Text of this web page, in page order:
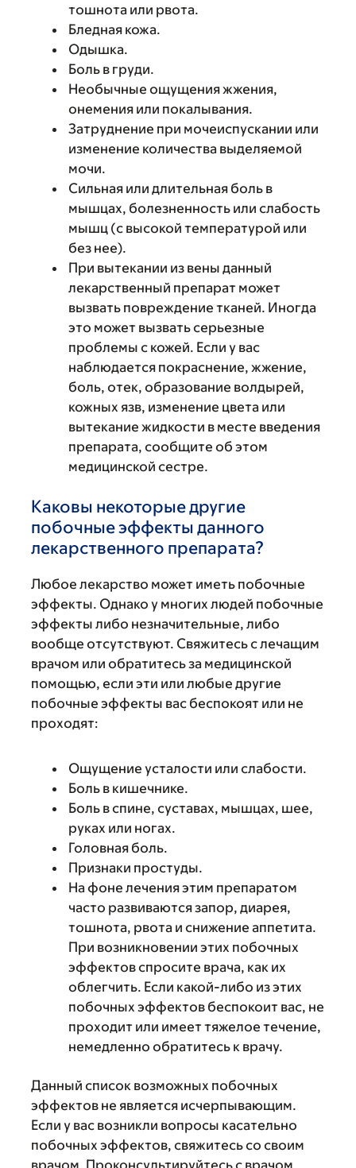
тошнота или рвота.
Бледная кожа.
Одышка.
Боль в груди.
Необычные ощущения жжения,
онемения или покалывания.
Затруднение при мочеиспускании или
изменение количества выделяемой
мочи.
Сильная или длительная боль в
мышцах, болезненность или слабость
мышц (с высокой температурой или
без нее).
При вытекании из вены данный
лекарственный препарат может
вызвать повреждение тканей. Иногда
это может вызвать серьезные
проблемы с кожей. Если у вас
наблюдается покраснение, жжение,
боль, отек, образование волдырей,
кожных язв, изменение цвета или
вытекание жидкости в месте введения
препарата, сообщите об этом
медицинской сестре.
Каковы некоторые другие
побочные эффекты данного
лекарственного препарата?
Любое лекарство может иметь побочные
эффекты. Однако у многих людей побочные
эффекты либо незначительные, либо
вообще отсутствуют. Свяжитесь с лечащим
врачом или обратитесь за медицинской
помощью, если эти или любые другие
побочные эффекты вас беспокоят или не
проходят:
Ощущение усталости или слабости.
Боль в кишечнике.
Боль в спине, суставах, мышцах, шее,
руках или ногах.
Головная боль.
Признаки простуды.
На фоне лечения этим препаратом
часто развиваются запор, диарея,
тошнота, рвота и снижение аппетита.
При возникновении этих побочных
эффектов спросите врача, как их
облегчить. Если какой-либо из этих
побочных эффектов беспокоит вас, не
проходит или имеет тяжелое течение,
немедленно обратитесь к врачу.
Данный список возможных побочных
эффектов не является исчерпывающим.
Если у вас возникли вопросы касательно
побочных эффектов, свяжитесь со своим
врачом. Проконсультируйтесь с врачом